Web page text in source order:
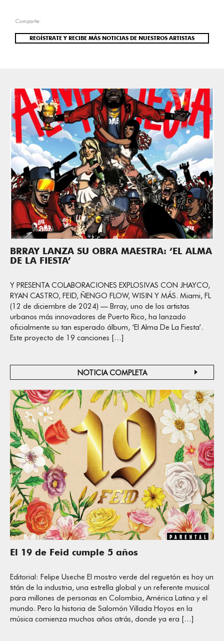
Comparte:
REGÍSTRATE Y RECIBE MÁS NOTICIAS DE NUESTROS ARTISTAS
BRRAY LANZA SU OBRA MAESTRA: ‘EL ALMA
DE LA FIESTA’
Y PRESENTA COLABORACIONES EXPLOSIVAS CON JHAYCO,
RYAN CASTRO, FEID, ÑENGO FLOW, WISIN Y MÁS. Miami, FL
(12 de diciembre de 2024) — Brray, uno de los artistas
urbanos más innovadores de Puerto Rico, ha lanzado
oficialmente su tan esperado álbum, ‘El Alma De La Fiesta’.
Este proyecto de 19 canciones […]
NOTICIA COMPLETA
El 19 de Feid cumple 5 años
Editorial: Felipe Useche El mostro verde del reguetón es hoy un
titán de la industria, una estrella global y un referente musical
para millones de personas en Colombia, América Latina y el
mundo. Pero la historia de Salomón Villada Hoyos en la
música comienza muchos años atrás, donde ya era […]